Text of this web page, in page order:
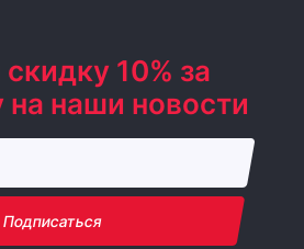
10% за
на наши новости
Подписаться